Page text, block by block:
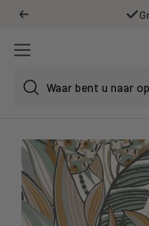
naar
content
Vorige
Navigatie